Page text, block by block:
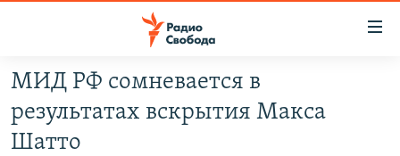
упрощенного
доступа
Вернуться
ПРОГРАММЫ
ПОДКАСТЫ
МИД РФ сомневается в
результатах вскрытия Макса
Шатто